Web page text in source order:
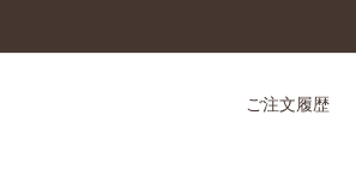
ご注文履歴